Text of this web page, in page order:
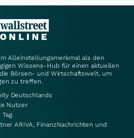
Alleinstellungsmerkmal als den
Wissens-Hub für einen aktuellen
Börsen- und Wirtschaftswelt, um
zu treffen.
Deutschlands
Nutzer
ARIVA, FinanzNachrichten und